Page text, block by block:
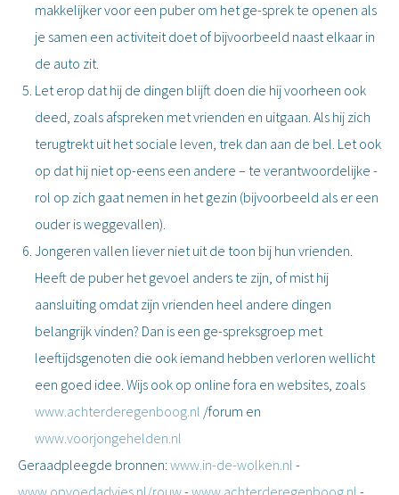
makkelijker voor een puber om het ge-sprek te openen als
je samen een activiteit doet of bijvoorbeeld naast elkaar in
de auto zit.
Let erop dat hij de dingen blijft doen die hij voorheen ook
deed, zoals afspreken met vrienden en uitgaan. Als hij zich
terugtrekt uit het sociale leven, trek dan aan de bel. Let ook
op dat hij niet op-eens een andere – te verantwoordelijke -
rol op zich gaat nemen in het gezin (bijvoorbeeld als er een
ouder is weggevallen).
Jongeren vallen liever niet uit de toon bij hun vrienden.
Heeft de puber het gevoel anders te zijn, of mist hij
aansluiting omdat zijn vrienden heel andere dingen
belangrijk vinden? Dan is een ge-spreksgroep met
leeftijdsgenoten die ook iemand hebben verloren wellicht
een goed idee. Wijs ook op online fora en websites, zoals
www.achterderegenboog.nl /forum en
www.voorjongehelden.nl
Geraadpleegde bronnen: www.in-de-wolken.nl -
www.opvoedadvies.nl/rouw-www.achterderegenboog.nl -